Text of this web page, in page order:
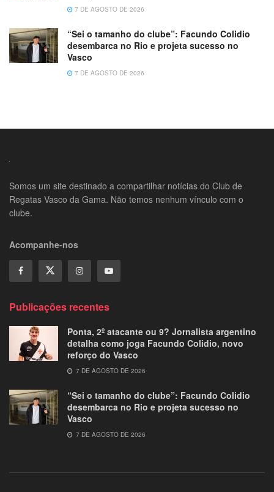
7 DE AGOSTO DE 2026
“Sei o tamanho do clube”: Facundo Colidio
desembarca no Rio e projeta sucesso no
Vasco
7 DE AGOSTO DE 2026
Somos um site destinado a compartilhar notícias do Club de
Regatas Vasco da Gama. Não temos nenhum vínculo com o
clube.
Acompanhe-nos
Publicações recentes
Ponta, 2º atacante ou 9? Jornalista argentino
detalha como joga Facundo Colidio, novo
reforço do Vasco
7 DE AGOSTO DE 2026
“Sei o tamanho do clube”: Facundo Colidio
desembarca no Rio e projeta sucesso no
Vasco
7 DE AGOSTO DE 2026